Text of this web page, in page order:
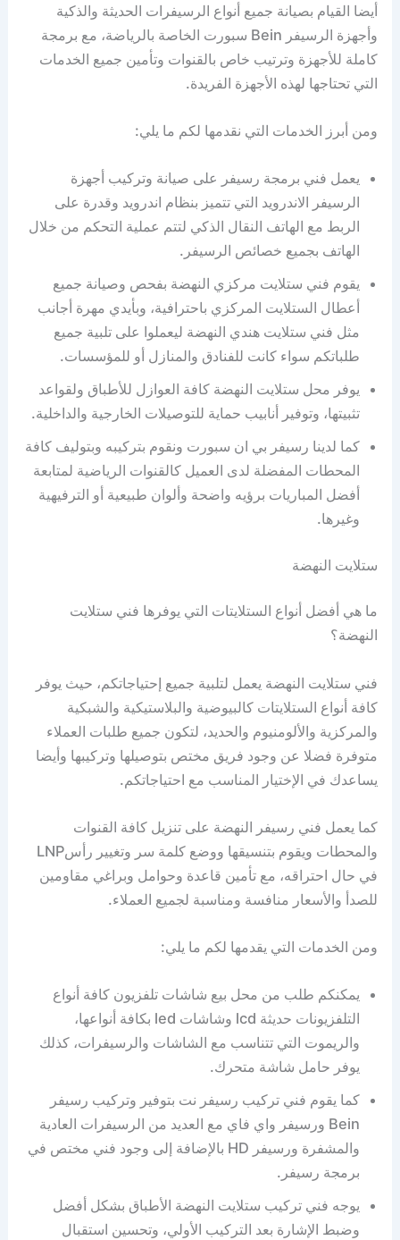
أيضا القيام بصيانة جميع أنواع الرسيفرات الحديثة والذكية
وأجهزة الرسيفر Bein سبورت الخاصة بالرياضة، مع برمجة
كاملة للأجهزة وترتيب خاص بالقنوات وتأمين جميع الخدمات
التي تحتاجها لهذه الأجهزة الفريدة.
ومن أبرز الخدمات التي نقدمها لكم ما يلي:
يعمل فني برمجة رسيفر على صيانة وتركيب أجهزة
الرسيفر الاندرويد التي تتميز بنظام اندرويد وقدرة على
الربط مع الهاتف النقال الذكي لتتم عملية التحكم من خلال
الهاتف بجميع خصائص الرسيفر.
يقوم فني ستلايت مركزي النهضة بفحص وصيانة جميع
أعطال الستلايت المركزي باحترافية، وبأيدي مهرة أجانب
مثل فني ستلايت هندي النهضة ليعملوا على تلبية جميع
طلباتكم سواء كانت للفنادق والمنازل أو للمؤسسات.
يوفر محل ستلايت النهضة كافة العوازل للأطباق ولقواعد
تثبيتها، وتوفير أنابيب حماية للتوصيلات الخارجية والداخلية.
كما لدينا رسيفر بي ان سبورت ونقوم بتركيبه وبتوليف كافة
المحطات المفضلة لدى العميل كالقنوات الرياضية لمتابعة
أفضل المباريات برؤيه واضحة وألوان طبيعية أو الترفيهية
وغيرها.
ستلايت النهضة
ما هي أفضل أنواع الستلايتات التي يوفرها فني ستلايت
النهضة؟
فني ستلايت النهضة يعمل لتلبية جميع إحتياجاتكم، حيث يوفر
كافة أنواع الستلايتات كالبيوضية والبلاستيكية والشبكية
والمركزية والألومنيوم والحديد، لتكون جميع طلبات العملاء
متوفرة فضلا عن وجود فريق مختص بتوصيلها وتركيبها وأيضا
يساعدك في الإختيار المناسب مع احتياجاتكم.
كما يعمل فني رسيفر النهضة على تنزيل كافة القنوات
والمحطات ويقوم بتنسيقها ووضع كلمة سر وتغيير رأسLNP
في حال احتراقه، مع تأمين قاعدة وحوامل وبراغي مقاومين
للصدأ والأسعار منافسة ومناسبة لجميع العملاء.
ومن الخدمات التي يقدمها لكم ما يلي:
يمكنكم طلب من محل بيع شاشات تلفزيون كافة أنواع
التلفزيونات حديثة lcd وشاشات led بكافة أنواعها،
والريموت التي تتناسب مع الشاشات والرسيفرات، كذلك
يوفر حامل شاشة متحرك.
كما يقوم فني تركيب رسيفر نت بتوفير وتركيب رسيفر
Bein ورسيفر واي فاي مع العديد من الرسيفرات العادية
والمشفرة ورسيفر HD بالإضافة إلى وجود فني مختص في
برمجة رسيفر.
يوجه فني تركيب ستلايت النهضة الأطباق بشكل أفضل
وضبط الإشارة بعد التركيب الأولي، وتحسين استقبال